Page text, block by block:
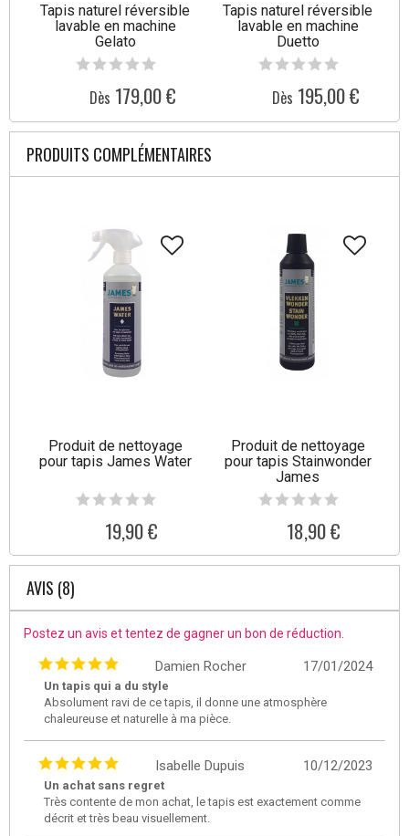
Tapis naturel réversible
lavable en machine
Gelato
Dès 179,00 €
Tapis naturel réversible
lavable en machine
Duetto
Dès 195,00 €
PRODUITS COMPLÉMENTAIRES
Produit de nettoyage
pour tapis James Water
19,90 €
Produit de nettoyage
pour tapis Stainwonder
James
18,90 €
AVIS (8)
Postez un avis et tentez de gagner un bon de réduction.
17/01/2024
Damien Rocher
Un tapis qui a du style
Absolument ravi de ce tapis, il donne une atmosphère
chaleureuse et naturelle à ma pièce.
10/12/2023
Isabelle Dupuis
Un achat sans regret
Très contente de mon achat, le tapis est exactement comme
décrit et très beau visuellement.